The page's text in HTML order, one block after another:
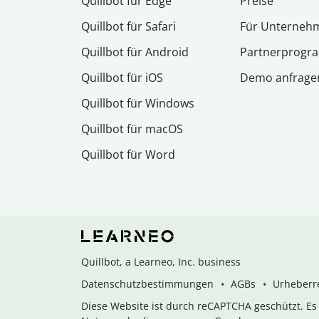
Quillbot für Safari
Quillbot für Android
Quillbot für iOS
Quillbot für Windows
Quillbot für macOS
Quillbot für Word
Für
Demo
Quillbot, a Learneo, Inc. business
Datenschutzbestimmungen
AGBs
Diese Website ist durch reCAPTCHA geschützt.